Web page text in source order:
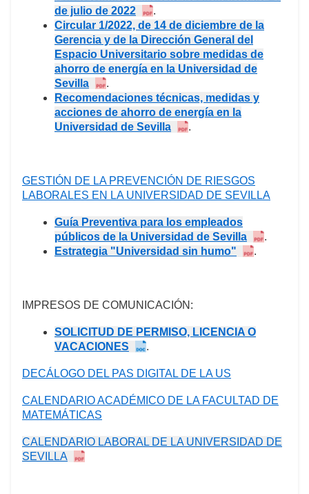
de julio de 2022
.
Circular 1/2022, de 14 de diciembre de la
Gerencia y de la Dirección General del
Espacio Universitario sobre medidas de
ahorro de energía en la Universidad de
Sevilla
.
Recomendaciones técnicas, medidas y
acciones de ahorro de energía en la
Universidad de Sevilla
.
GESTIÓN DE LA PREVENCIÓN DE RIESGOS
LABORALES EN LA UNIVERSIDAD DE SEVILLA
Guía Preventiva para los empleados
públicos de la Universidad de Sevilla
.
Estrategia "Universidad sin humo"
.
IMPRESOS DE COMUNICACIÓN:
SOLICITUD DE PERMISO, LICENCIA O
VACACIONES
.
DECÁLOGO DEL PAS DIGITAL DE LA US
CALENDARIO ACADÉMICO DE LA FACULTAD DE
MATEMÁTICAS
CALENDARIO LABORAL DE LA UNIVERSIDAD DE
SEVILLA